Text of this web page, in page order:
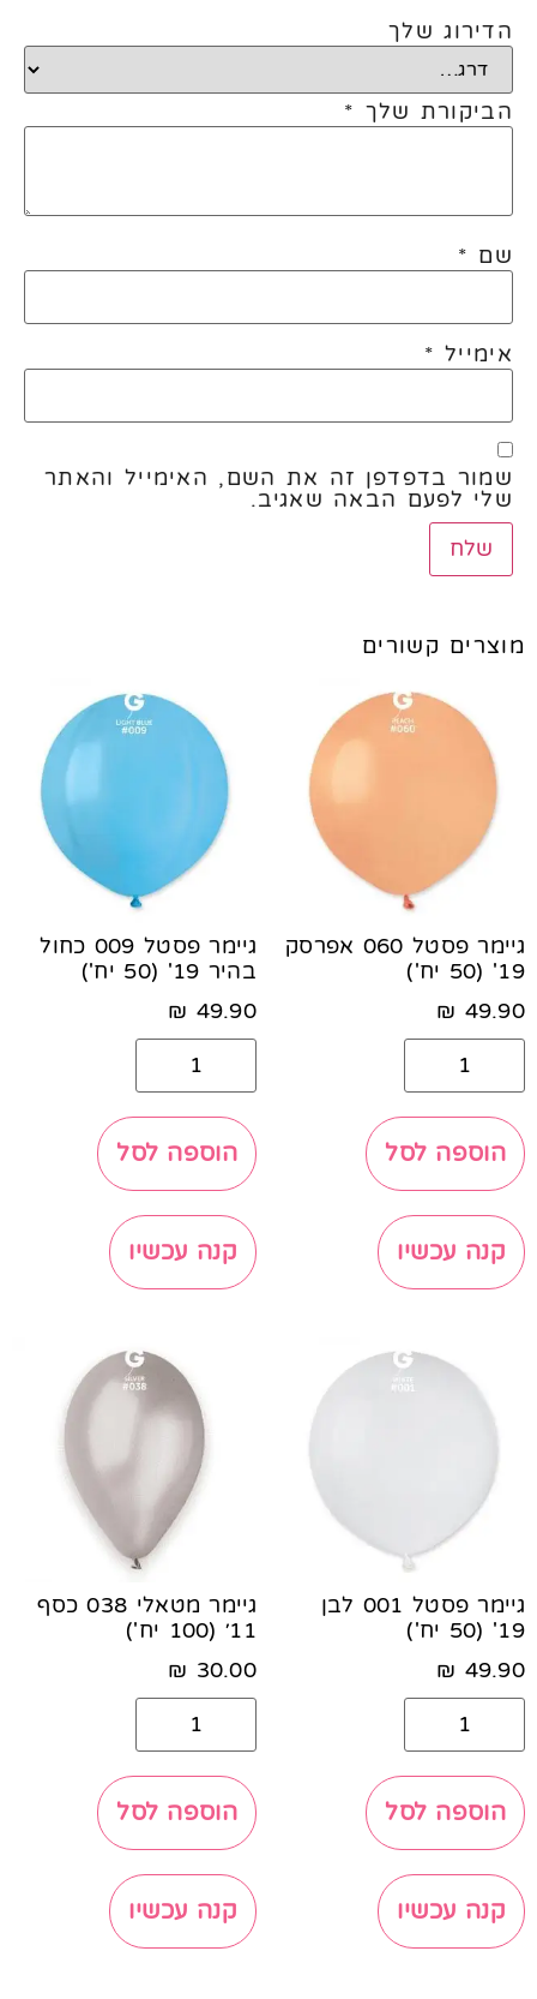
הדירוג שלך
הביקורת שלך *
שם *
אימייל *
שמור בדפדפן זה את השם, האימייל והאתר
שלי לפעם הבאה שאגיב.
מוצרים קשורים
גיימר פסטל 060 אפרסק
19' (50 יח')
49.90
₪
הוספה לסל
קנה עכשיו
גיימר פסטל 009 כחול
בהיר 19' (50 יח')
49.90
₪
הוספה לסל
קנה עכשיו
גיימר פסטל 001 לבן
19' (50 יח')
49.90
₪
הוספה לסל
קנה עכשיו
גיימר מטאלי 038 כסף
11׳ (100 יח')
30.00
₪
הוספה לסל
קנה עכשיו